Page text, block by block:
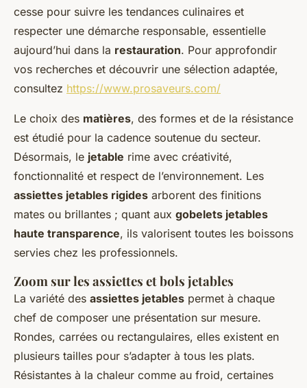
cesse pour suivre les tendances culinaires et
respecter une démarche responsable, essentielle
aujourd’hui dans la restauration. Pour approfondir
vos recherches et découvrir une sélection adaptée,
consultez https://www.prosaveurs.com/
Le choix des matières, des formes et de la résistance
est étudié pour la cadence soutenue du secteur.
Désormais, le jetable rime avec créativité,
fonctionnalité et respect de l’environnement. Les
assiettes jetables rigides arborent des finitions
mates ou brillantes ; quant aux gobelets jetables
haute transparence, ils valorisent toutes les boissons
servies chez les professionnels.
Zoom sur les assiettes et bols jetables
La variété des assiettes jetables permet à chaque
chef de composer une présentation sur mesure.
Rondes, carrées ou rectangulaires, elles existent en
plusieurs tailles pour s’adapter à tous les plats.
Résistantes à la chaleur comme au froid, certaines